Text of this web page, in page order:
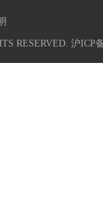
RESERVED. 沪ICP